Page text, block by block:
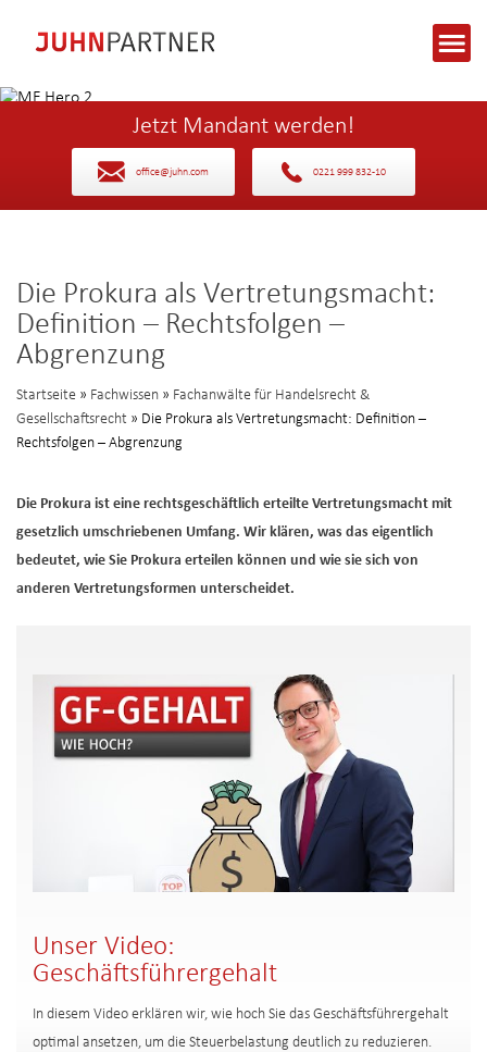
Jetzt Mandant werden!
office@juhn.com 0221 999 832-10
Die Prokura als Vertretungsmacht:
Definition – Rechtsfolgen –
Abgrenzung
Startseite » Fachwissen » Fachanwälte für Handelsrecht &
Gesellschaftsrecht » Die Prokura als Vertretungsmacht: Definition –
Rechtsfolgen – Abgrenzung
Die Prokura ist eine rechtsgeschäftlich erteilte Vertretungsmacht mit
gesetzlich umschriebenen Umfang. Wir klären, was das eigentlich
bedeutet, wie Sie Prokura erteilen können und wie sie sich von
anderen Vertretungsformen unterscheidet.
Unser Video:
Geschäftsführergehalt
In diesem Video erklären wir, wie hoch Sie das Geschäftsführergehalt
optimal ansetzen, um die Steuerbelastung deutlich zu reduzieren.